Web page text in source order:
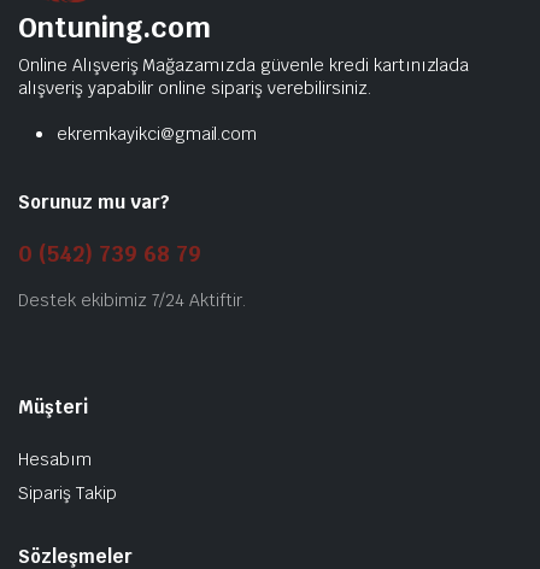
Ontuning.com
Online Alışveriş Mağazamızda güvenle kredi kartınızlada
alışveriş yapabilir online sipariş verebilirsiniz.
ekremkayikci@gmail.com
Sorunuz mu var?
0 (542) 739 68 79
Destek ekibimiz 7/24 Aktiftir.
Müşteri
Hesabım
Sipariş Takip
Sözleşmeler